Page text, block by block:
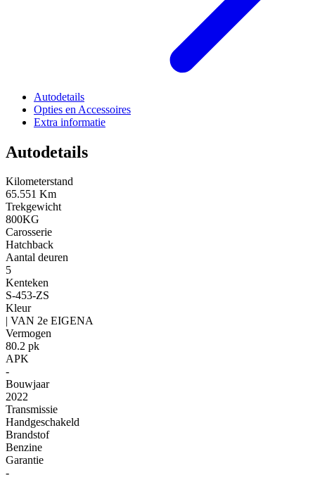
Autodetails
Opties en Accessoires
Extra informatie
Autodetails
Kilometerstand
65.551 Km
Trekgewicht
800KG
Carosserie
Hatchback
Aantal deuren
5
Kenteken
S-453-ZS
Kleur
| VAN 2e EIGENA
Vermogen
80.2 pk
APK
-
Bouwjaar
2022
Transmissie
Handgeschakeld
Brandstof
Benzine
Garantie
-